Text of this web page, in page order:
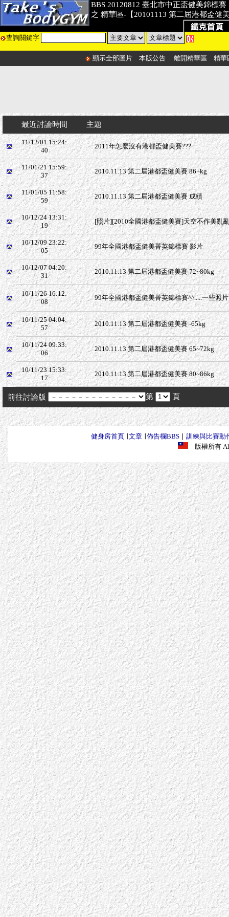
BBS 20120812 臺北市中正盃健美錦標賽
之 精華區-【20101113 第二屆港都盃健
查詢關鍵字
顯示全部圖片 本版公告 離開精華區 精華
最近討論時間 主題
11/12/01 15:24:
40
2011年怎麼沒有港都盃健美賽???
11/01/21 15:59:
37
2010.11.13 第二屆港都盃健美賽 86+kg
11/01/05 11:58:
59
2010.11.13 第二屆港都盃健美賽 成績
10/12/24 13:31:
19
[照片][2010全國港都盃健美賽]天空不作美亂
10/12/09 23:22:
05
99年全國港都盃健美菁英錦標賽 影片
10/12/07 04:20:
31
2010.11.13 第二屆港都盃健美賽 72~80kg
10/11/26 16:12:
08
99年全國港都盃健美菁英錦標賽^^.....一些照片
10/11/25 04:04:
57
2010.11.13 第二屆港都盃健美賽 -65kg
10/11/24 09:33:
06
2010.11.13 第二屆港都盃健美賽 65~72kg
10/11/23 15:33:
17
2010.11.13 第二屆港都盃健美賽 80~86kg
前往討論版 第 頁
健身房首頁∣ 文章∣ 佈告欄BBS∣ 訓練與比賽動
版權所有